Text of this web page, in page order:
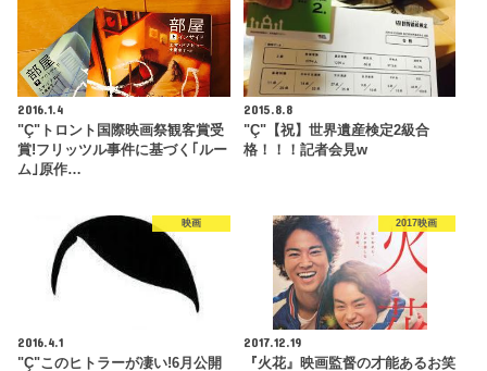
2016.1.4
"Ç"トロント国際映画祭観客賞受
賞!フリッツル事件に基づく｢ルー
ム｣原作…
2015.8.8
"Ç"【祝】世界遺産検定2級合
格！！！記者会見w
映画
2016.4.1
"Ç"このヒトラーが凄い!6月公開
2017映画
2017.12.19
『火花』映画監督の才能あるお笑